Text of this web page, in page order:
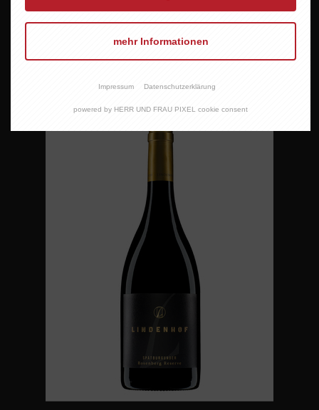
23,95 EUR
mehr Informationen
Impressum Datenschutzerklärung
powered by HERR UND FRAU PIXEL cookie consent